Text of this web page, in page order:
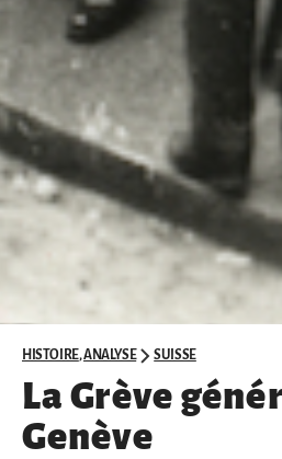
HISTOIRE,ANALYSE SUISSE
La Grève
Genève